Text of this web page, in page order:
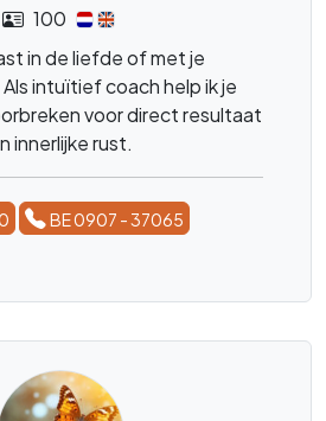
100
in de liefde of met je
intuïtief coach help ik je
voor direct resultaat
innerlijke rust.
BE 0907 - 37065